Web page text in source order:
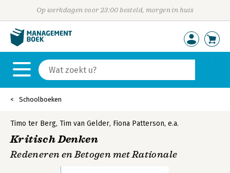
Op werkdagen voor 23:00 besteld, morgen in huis
Schoolboeken
Timo ter Berg, Tim van Gelder, Fiona Patterson, e.a.
Kritisch Denken
Redeneren en Betogen met Rationale